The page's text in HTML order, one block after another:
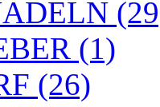
(1)
(26)